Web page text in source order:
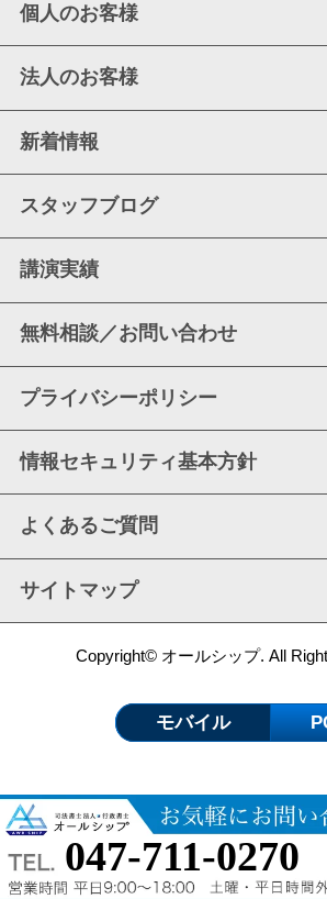
047-711-0270
個人のお客様
法人のお客様
新着情報
スタッフブログ
講演実績
無料相談／お問い合わせ
プライバシーポリシー
情報セキュリティ基本方針
よくあるご質問
サイトマップ
Copyright© オールシップ. All
モバイル